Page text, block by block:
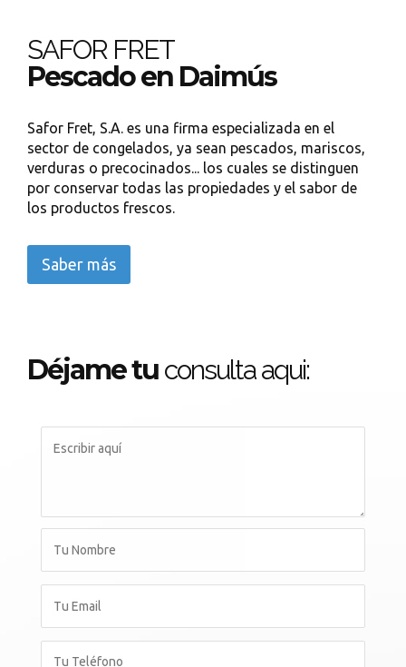
SAFOR FRET
Pescado en Daimús
Safor Fret, S.A. es una firma especializada en el
sector de congelados, ya sean pescados, mariscos,
verduras o precocinados... los cuales se distinguen
por conservar todas las propiedades y el sabor de
los productos frescos.
Saber más
Déjame tu consulta aqui: